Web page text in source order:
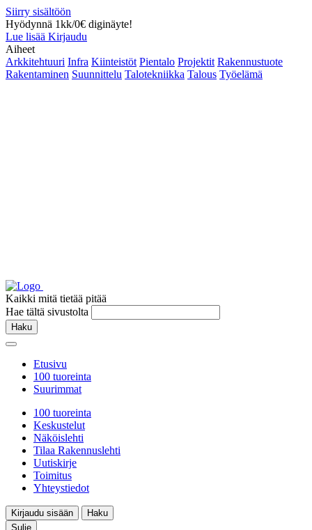
Siirry sisältöön
Hyödynnä 1kk/0€ diginäyte!
Lue lisää Kirjaudu
Aiheet
Arkkitehtuuri Infra Kiinteistöt Pientalo Projektit Rakennustuote
Rakentaminen Suunnittelu Talotekniikka Talous Työelämä
Kaikki mitä tietää pitää
Hae tältä sivustolta
Haku
Etusivu
100 tuoreinta
Suurimmat
100 tuoreinta
Keskustelut
Näköislehti
Tilaa Rakennuslehti
Uutiskirje
Toimitus
Yhteystiedot
Kirjaudu sisään
Haku
Sulje